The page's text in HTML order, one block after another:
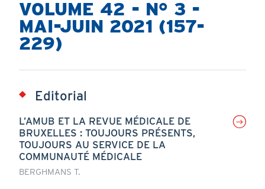
VOLUME 42 - N° 3 -
MAI-JUIN 2021 (157-
229)
Editorial
L’AMUB ET LA REVUE MÉDICALE DE
BRUXELLES : TOUJOURS PRÉSENTS,
TOUJOURS AU SERVICE DE LA
COMMUNAUTÉ MÉDICALE
BERGHMANS T.